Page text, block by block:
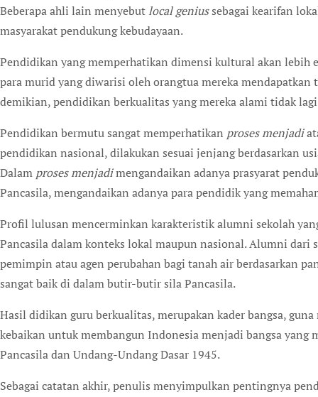
Beberapa ahli lain menyebut local geniussebagai kearifan
masyarakat pendukung kebudayaan.
Pendidikan yang memperhatikan dimensi kultural akan lebih
para murid yang diwarisi oleh orangtua mereka
demikian, pendidikan berkualitas yang mereka alami tidak
Pendidikan bermutu sangat memperhatikan proses menjadi
pendidikan nasional, dilakukan sesuai jenjang berdasarkan
Dalam proses menjadimengandaikan adanya prasyarat
Pancasila, mengandaikan adanya para pendidik yang
Profil lulusan mencerminkan karakteristik alumni sekolah
Pancasila dalam konteks lokal maupun nasional. Alumni
pemimpin atau agen perubahan bagi tanah air berdasarkan
sangat baik di dalam butir-butir sila Pancasila.
Hasil didikan guru berkualitas, merupakan kader bangsa,
kebaikan untuk membangun Indonesia menjadi bangsa yang
Pancasila dan Undang-Undang Dasar 1945.
Sebagai catatan akhir, penulis menyimpulkan pentingnya